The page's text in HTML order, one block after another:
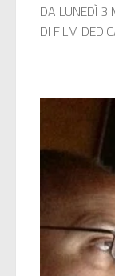
DA LUNEDÌ 3
DI FILM